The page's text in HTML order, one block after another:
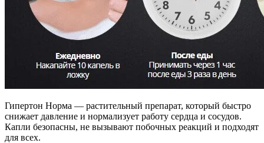
Гипертон Норма — растительный препарат, который быстро
снижает давление и нормализует работу сердца и сосудов.
Капли безопасны, не вызывают побочных реакций и подходят
для всех.